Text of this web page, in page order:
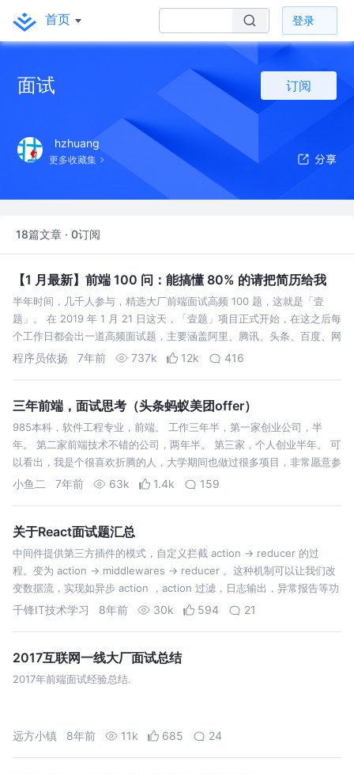
首页 登录
面试 订阅
hzhuang
更多收藏集
18篇文章 · 0订阅
【1 月最新】前端 100 问：能搞懂 80% 的请把简历给我
半年时间，几千人参与，精选大厂前端面试高频 100 题，这就是「壹
题」。 在 2019 年 1 月 21 日这天，「壹题」项目正式开始，在这之后每
个工作日都会出一道高频面试题，主要涵盖阿里、腾讯、头条、百度、网
易等大公司和常见题型。得益于大家热情参与，现在每道题都有很多答
程序员依扬 7年前 737k 12k 416
三年前端，面试思考（头条蚂蚁美团offer）
985本科，软件工程专业，前端。 工作三年半，第一家创业公司，半
年。 第二家前端技术不错的公司，两年半。 第三家，个人创业半年。 可
以看出，我是个很喜欢折腾的人，大学期间也做过很多项目，非常愿意参
与到产品中去。技术上勉强合格，不过独自负责过很复杂的前端项目，所
小鱼二 7年前 63k 1.4k 159
关于React面试题汇总
中间件提供第三方插件的模式，自定义拦截 action -> reducer 的过
程。变为 action -> middlewares -> reducer 。这种机制可以让我们改
变数据流，实现如异步 action ，action 过滤，日志输出，异常报告等功
能。 1.一个组件所…
千锋IT技术学习 8年前 30k 594 21
2017互联网一线大厂面试总结
2017年前端面试经验总结.
远方小镇 8年前 11k 685 24